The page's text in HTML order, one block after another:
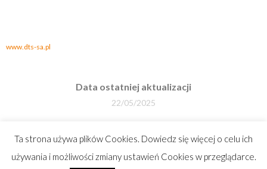
www.dts-sa.pl
Data ostatniej aktualizacji
22/05/2025
470392
Ta strona używa plików Cookies. Dowiedz się więcej o celu ich
używania i możliwości zmiany ustawień Cookies w przeglądarce.